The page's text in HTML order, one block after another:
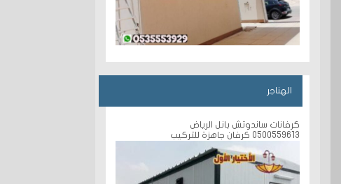
الهناجر
كرفانات ساندوتش بانل الرياض
0500559613 كرفان جاهزة للتركيب